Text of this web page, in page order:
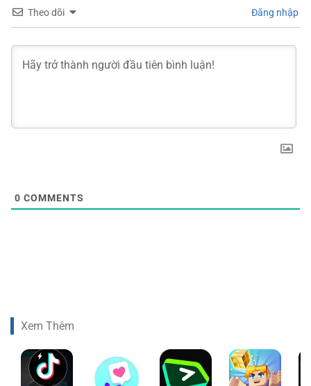
Theo dõi Đăng nhập
0 COMMENTS
Xem Thêm